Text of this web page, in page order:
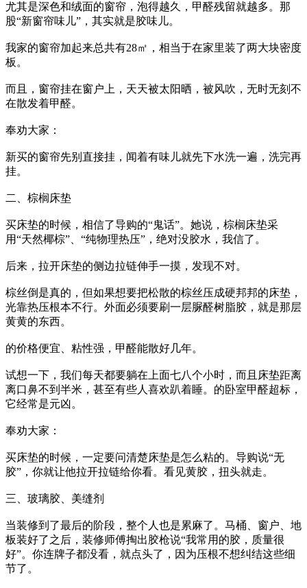
尤其是深色和绒面的窗帘，泡得越久，甲醛残留就越多。那
股“新窗帘味儿”，其实就是胶味儿。
我家的窗帘加起来总共有28㎡，相当于在家里装了两大块密度
板。
而且，窗帘挂在窗户上，天天被太阳晒，被风吹，无时无刻不
在散发着甲醛。
奉劝大家：
新买的窗帘先别直接挂，闻着有味儿就先下水洗一遍，洗完再
挂。
二、棕榈床垫
买床垫的时候，相信了导购的“鬼话”。她说，棕榈床垫采
用“天然椰棕”、“纯物理热压”，绝对没胶水，我信了。
后来，拉开床垫的侧边拉链伸手一摸，发现不对。
棕丝倒是真的，但如果想要把松散的棕丝压成硬邦邦的床垫，
光靠热压根本不行。外面必须要刷一层脲醛树脂胶，就是那层
黄黄的东西。
的价格便宜、粘性强，甲醛能散好几年。
试想一下，我们每天都要躺在上面七八个小时，而且床垫距离
离口鼻不到半米，甚至有些人喜欢趴着睡。的卧室甲醛超标，
它经常是元凶。
奉劝大家：
买床垫的时候，一定要问清楚床垫是怎么粘的。导购说“无
胶”，你就让他拉开拉链给你看。看见黄胶，扭头就走。
三、玻璃胶、美缝剂
当装修到了最后的阶段，整个人也是累麻了。马桶、窗户、地
板装好了之后，装修师傅掏出胶枪说“我常用的胶，质量很
好”。你连牌子都没看，就点头了，因为压根不想纠结这些细
节了。